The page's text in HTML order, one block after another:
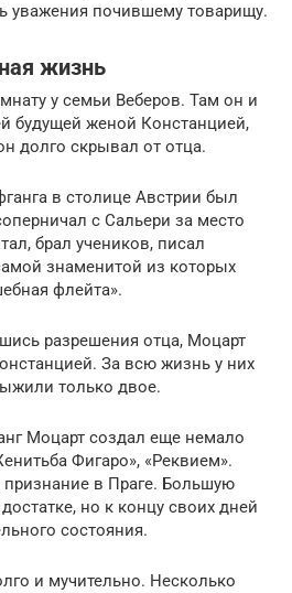
уважения почившему товарищу.
жизнь
у семьи Веберов. Там он и
будущей женой Констанцией,
долго скрывал от отца.
в столице Австрии был
с Сальери за место
брал учеников, писал
знаменитой из которых
флейта».
разрешения отца, Моцарт
За всю жизнь у них
только двое.
Моцарт создал еще немало
Фигаро», «Реквием».
в Праге. Большую
но к концу своих дней
состояния.
и мучительно. Несколько